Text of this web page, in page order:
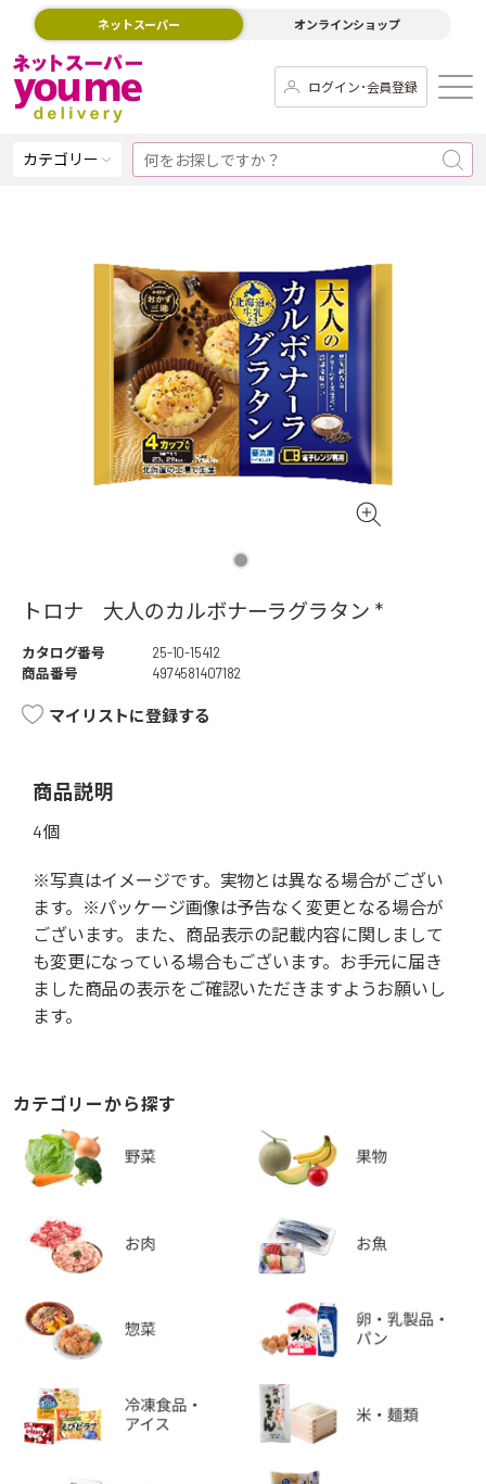
ネットスーパー オンラインショップ
ログイン･会員登録
カテゴリー
トロナ 大人のカルボナーラグラタン *
カタログ番号
25-10-15412
商品番号
4974581407182
マイリストに登録する
商品説明
4個
※写真はイメージです。実物とは異なる場合がござい
ます。※パッケージ画像は予告なく変更となる場合が
ございます。また、商品表示の記載内容に関しまして
も変更になっている場合もございます。お手元に届き
ました商品の表示をご確認いただきますようお願いし
ます。
カテゴリーから探す